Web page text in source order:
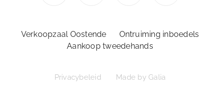
Verkoopzaal Oostende
Ontruiming inboedels
Aankoop tweedehands
Privacybeleid Made by Galia